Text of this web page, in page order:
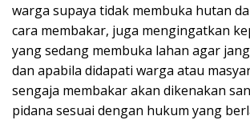
warga supaya tidak membuka hutan
cara membakar, juga mengingatkan
yang sedang membuka lahan agar
dan apabila didapati warga atau
sengaja membakar akan dikenakan
pidana sesuai dengan hukum yang